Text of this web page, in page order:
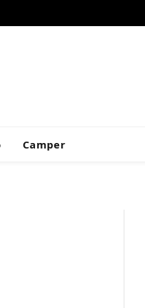
Camper